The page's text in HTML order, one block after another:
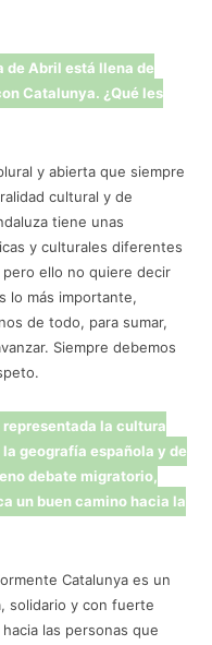
de Abril está llena de
Catalunya. ¿Qué les
y abierta que siempre
cultural y de
tiene unas
y culturales diferentes
ello no quiere decir
lo más importante,
de todo, para sumar,
Siempre debemos
representada la cultura
geografía española y de
debate migratorio,
un buen camino hacia la
Catalunya es un
solidario y con fuerte
las personas que